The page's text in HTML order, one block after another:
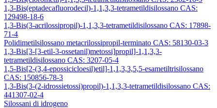
1,3-Bis(eptadecafluorodecil)-1,1,3,3-tetrametildisilossano CAS:
129498-18-6
1,3-Bis(3-acrilossipropil)-1,1,3,3-tetrametildisilossano CAS: 17898-
71-4
Polidimetilsilossano metacrilossipropil-terminato CAS: 58130-03-3
1,3-Bis[3-[3-etil-3-ossetanil)metossi]propil]-1,1,3,3-
tetrametildisilossano CAS: 3207-05-4
1,5-Bis[2-(3,4-epossicicloesil)etil]-1,1,3,3,5,5-esametiltrisilossano
CAS: 150856-78-3
1,3-Bis(3-(2-idrossietossi)propil)-1,1,3,3-tetrametildisilossano CAS:
441307-02-4
Silossani di idrogeno